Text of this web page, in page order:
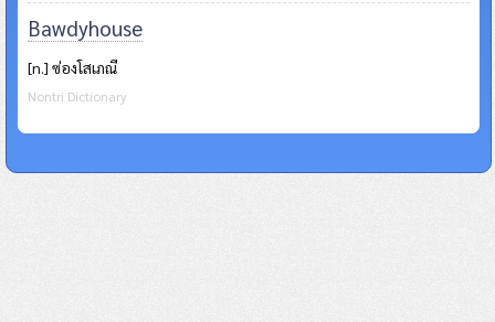
Bawdyhouse
[n.] ซ่องโสเภณี
Nontri Dictionary